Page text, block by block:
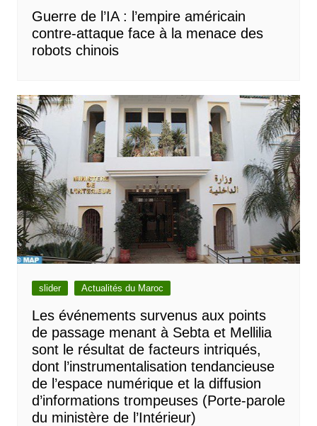
Guerre de l’IA : l’empire américain
contre-attaque face à la menace des
robots chinois
slider Actualités du Maroc
Les événements survenus aux points
de passage menant à Sebta et Mellilia
sont le résultat de facteurs intriqués,
dont l’instrumentalisation tendancieuse
de l’espace numérique et la diffusion
d’informations trompeuses (Porte-parole
du ministère de l’Intérieur)